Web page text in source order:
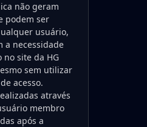
não geram
podem ser
usuário,
a necessidade
no site da HG
sem utilizar
acesso.
através
membro
após a